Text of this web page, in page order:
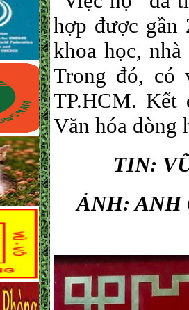
hợp được gần
khoa học,
Trong đó, có
TP.HCM. Kết
Văn hóa dòng
TIN:
ẢNH: ANH